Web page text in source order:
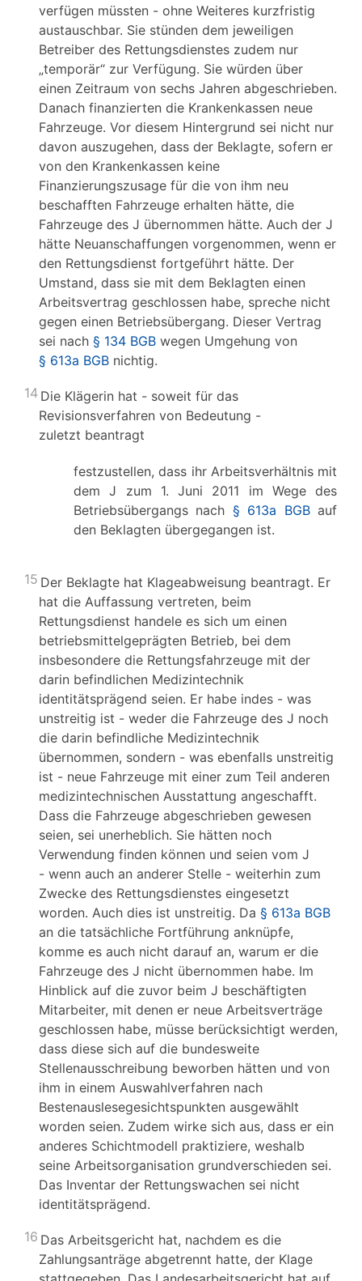
verfügen müssten - ohne Weiteres kurzfristig
austauschbar. Sie stünden dem jeweiligen
Betreiber des Rettungsdienstes zudem nur
„temporär“ zur Verfügung. Sie würden über
einen Zeitraum von sechs Jahren abgeschrieben.
Danach finanzierten die Krankenkassen neue
Fahrzeuge. Vor diesem Hintergrund sei nicht nur
davon auszugehen, dass der Beklagte, sofern er
von den Krankenkassen keine
Finanzierungszusage für die von ihm neu
beschafften Fahrzeuge erhalten hätte, die
Fahrzeuge des J übernommen hätte. Auch der J
hätte Neuanschaffungen vorgenommen, wenn er
den Rettungsdienst fortgeführt hätte. Der
Umstand, dass sie mit dem Beklagten einen
Arbeitsvertrag geschlossen habe, spreche nicht
gegen einen Betriebsübergang. Dieser Vertrag
sei nach § 134 BGB wegen Umgehung von
§ 613a BGB nichtig.
14 Die Klägerin hat - soweit für das
Revisionsverfahren von Bedeutung -
zuletzt beantragt
festzustellen, dass ihr Arbeitsverhältnis mit
dem J zum 1. Juni 2011 im Wege des
Betriebsübergangs nach § 613a BGBauf
den Beklagten übergegangen ist.
15 Der Beklagte hat Klageabweisung beantragt. Er
hat die Auffassung vertreten, beim
Rettungsdienst handele es sich um einen
betriebsmittelgeprägten Betrieb, bei dem
insbesondere die Rettungsfahrzeuge mit der
darin befindlichen Medizintechnik
identitätsprägend seien. Er habe indes - was
unstreitig ist - weder die Fahrzeuge des J noch
die darin befindliche Medizintechnik
übernommen, sondern - was ebenfalls unstreitig
ist - neue Fahrzeuge mit einer zum Teil anderen
medizintechnischen Ausstattung angeschafft.
Dass die Fahrzeuge abgeschrieben gewesen
seien, sei unerheblich. Sie hätten noch
Verwendung finden können und seien vom J
- wenn auch an anderer Stelle - weiterhin zum
Zwecke des Rettungsdienstes eingesetzt
worden. Auch dies ist unstreitig. Da § 613a BGB
an die tatsächliche Fortführung anknüpfe,
komme es auch nicht darauf an, warum er die
Fahrzeuge des J nicht übernommen habe. Im
Hinblick auf die zuvor beim J beschäftigten
Mitarbeiter, mit denen er neue Arbeitsverträge
geschlossen habe, müsse berücksichtigt werden,
dass diese sich auf die bundesweite
Stellenausschreibung beworben hätten und von
ihm in einem Auswahlverfahren nach
Bestenauslesegesichtspunkten ausgewählt
worden seien. Zudem wirke sich aus, dass er ein
anderes Schichtmodell praktiziere, weshalb
seine Arbeitsorganisation grundverschieden sei.
Das Inventar der Rettungswachen sei nicht
identitätsprägend.
16 Das Arbeitsgericht hat, nachdem es die
Zahlungsanträge abgetrennt hatte, der Klage